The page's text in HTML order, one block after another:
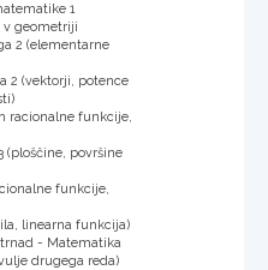
1
v geometriji
2 (elementarne
2 (vektorji, potence
racionalne funkcije,
(ploščine, površine
funkcije,
linearna funkcija)
- Matematika
drugega reda)